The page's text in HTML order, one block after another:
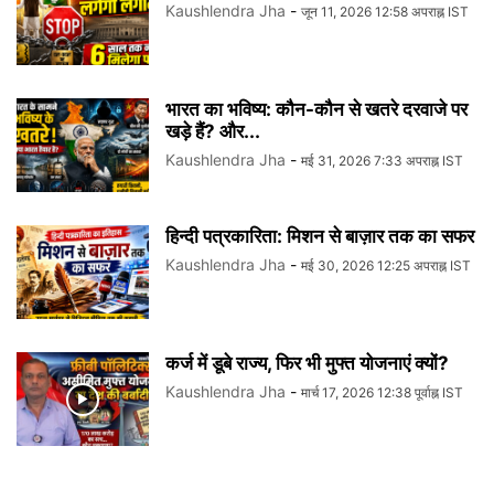
Kaushlendra Jha - जून 11, 2026 12:58 अपराह्न IST
भारत का भविष्य: कौन-कौन से खतरे दरवाजे पर
खड़े हैं? और...
Kaushlendra Jha - मई 31, 2026 7:33 अपराह्न IST
हिन्दी पत्रकारिता: मिशन से बाज़ार तक का सफर
Kaushlendra Jha - मई 30, 2026 12:25 अपराह्न IST
कर्ज में डूबे राज्य, फिर भी मुफ्त योजनाएं क्यों?
Kaushlendra Jha - मार्च 17, 2026 12:38 पूर्वाह्न IST